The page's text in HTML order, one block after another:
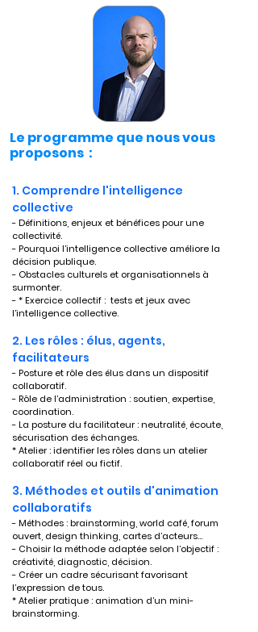
Le programme que nous vous
proposons :
1. Comprendre l'intelligence
collective
- Définitions, enjeux et bénéfices pour une
collectivité.
- Pourquoi l’intelligence collective améliore la
décision publique.
- Obstacles culturels et organisationnels à
surmonter.
- * Exercice collectif :  tests et jeux avec
l’intelligence collective.
2. Les rôles : élus, agents,
facilitateurs
- Posture et rôle des élus dans un dispositif
collaboratif.
- Rôle de l’administration : soutien, expertise,
coordination.
- La posture du facilitateur : neutralité, écoute,
sécurisation des échanges.
* Atelier : identifier les rôles dans un atelier
collaboratif réel ou fictif.
3. Méthodes et outils d'animation
collaboratifs
- Méthodes : brainstorming, world café, forum
ouvert, design thinking, cartes d’acteurs…
- Choisir la méthode adaptée selon l’objectif :
créativité, diagnostic, décision.
- Créer un cadre sécurisant favorisant
l’expression de tous.
* Atelier pratique : animation d’un mini-
brainstorming.